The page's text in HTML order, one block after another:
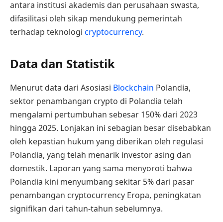
antara institusi akademis dan perusahaan swasta,
difasilitasi oleh sikap mendukung pemerintah
terhadap teknologi cryptocurrency.
Data dan Statistik
Menurut data dari Asosiasi Blockchain Polandia,
sektor penambangan crypto di Polandia telah
mengalami pertumbuhan sebesar 150% dari 2023
hingga 2025. Lonjakan ini sebagian besar disebabkan
oleh kepastian hukum yang diberikan oleh regulasi
Polandia, yang telah menarik investor asing dan
domestik. Laporan yang sama menyoroti bahwa
Polandia kini menyumbang sekitar 5% dari pasar
penambangan cryptocurrency Eropa, peningkatan
signifikan dari tahun-tahun sebelumnya.